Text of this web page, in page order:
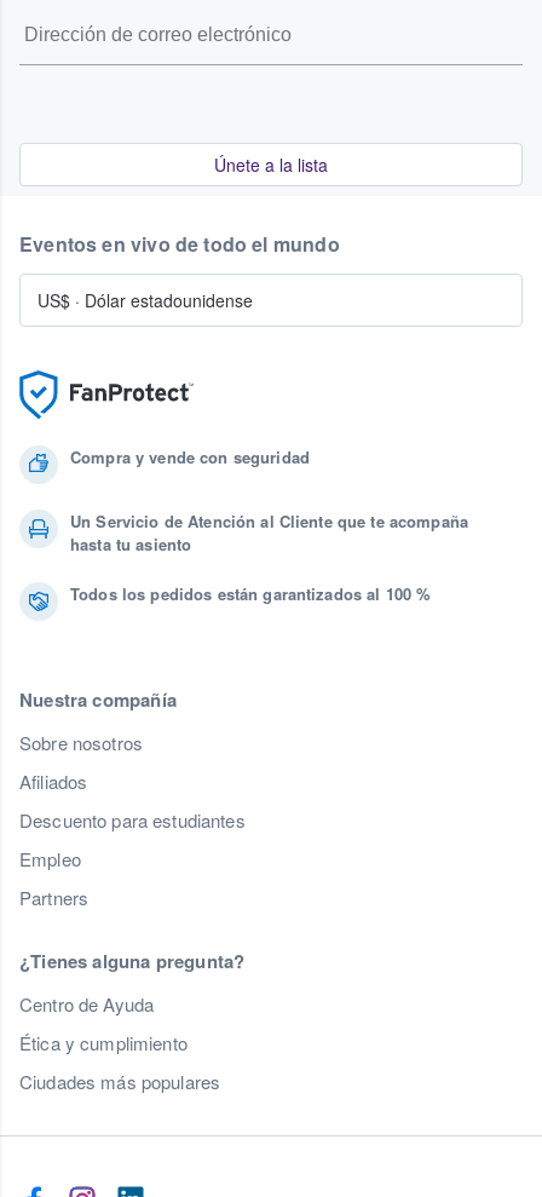
Únete a la lista
Compra y vende con seguridad
Un Servicio de Atención al Cliente que te acompaña
hasta tu asiento
Todos los pedidos están garantizados al 100 %
Nuestra compañía
Sobre nosotros
Afiliados
Descuento para estudiantes
Empleo
Partners
¿Tienes alguna pregunta?
Centro de Ayuda
Ética y cumplimiento
Ciudades más populares
Eventos en vivo de todo el mundo
US$ · Dólar estadounidense